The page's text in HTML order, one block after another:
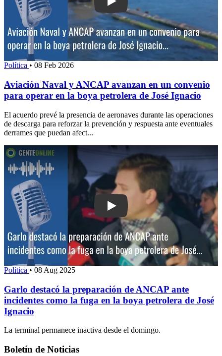
Play: Aviación Naval y ANCAP
Política • 08 Feb 2026
Aviación Naval y ANCAP avanzan en un convenio
para operar en la boya petrolera de José Ignacio
El acuerdo prevé la presencia de aeronaves durante las operaciones
de descarga para reforzar la prevención y respuesta ante eventuales
derrames que puedan afect...
Play: Garlo destacó la preparación
Política • 08 Aug 2025
Garlo destacó la preparación de ANCAP ante
incidentes como la fuga en la boya petrolera de José
Ignacio
La terminal permanece inactiva desde el domingo.
Boletín de Noticias